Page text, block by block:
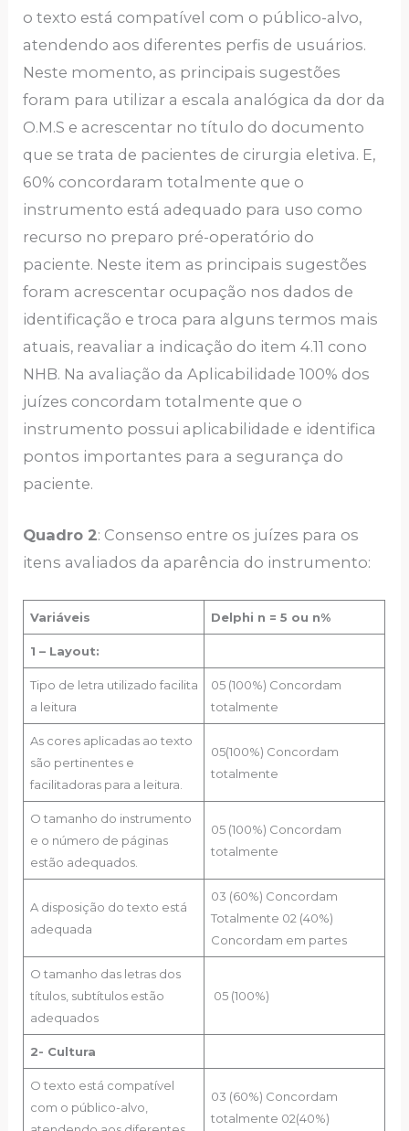
o texto está compatível com o público-alvo,
atendendo aos diferentes perfis de usuários.
Neste momento, as principais sugestões
foram para utilizar a escala analógica da dor da
O.M.S e acrescentar no título do documento
que se trata de pacientes de cirurgia eletiva. E,
60% concordaram totalmente que o
instrumento está adequado para uso como
recurso no preparo pré-operatório do
paciente. Neste item as principais sugestões
foram acrescentar ocupação nos dados de
identificação e troca para alguns termos mais
atuais, reavaliar a indicação do item 4.11 cono
NHB. Na avaliação da Aplicabilidade 100% dos
juízes concordam totalmente que o
instrumento possui aplicabilidade e identifica
pontos importantes para a segurança do
paciente.
Quadro 2: Consenso entre os juízes para os
itens avaliados da aparência do instrumento:
Variáveis Delphi n = 5 ou n%
1 – Layout:
Tipo de letra utilizado facilita
a leitura
05 (100%) Concordam
totalmente
As cores aplicadas ao texto
são pertinentes e
facilitadoras para a leitura.
05(100%) Concordam
totalmente
O tamanho do instrumento
e o número de páginas
estão adequados.
05 (100%) Concordam
totalmente
A disposição do texto está
adequada
03 (60%) Concordam
Totalmente 02 (40%)
Concordam em partes
O tamanho das letras dos
títulos, subtítulos estão
adequados
05 (100%)
2- Cultura
O texto está compatível
com o público-alvo,
03 (60%) Concordam
totalmente 02(40%)